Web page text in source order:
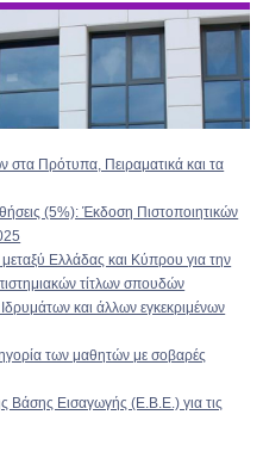
στα Πρότυπα, Πειραματικά και τα
(5%): Έκδοση Πιστοποιητικών
Ελλάδας και Κύπρου για την
τίτλων σπουδών
και άλλων εγκεκριμένων
των μαθητών με σοβαρές
Βάσης Εισαγωγής (Ε.Β.Ε.) για τις